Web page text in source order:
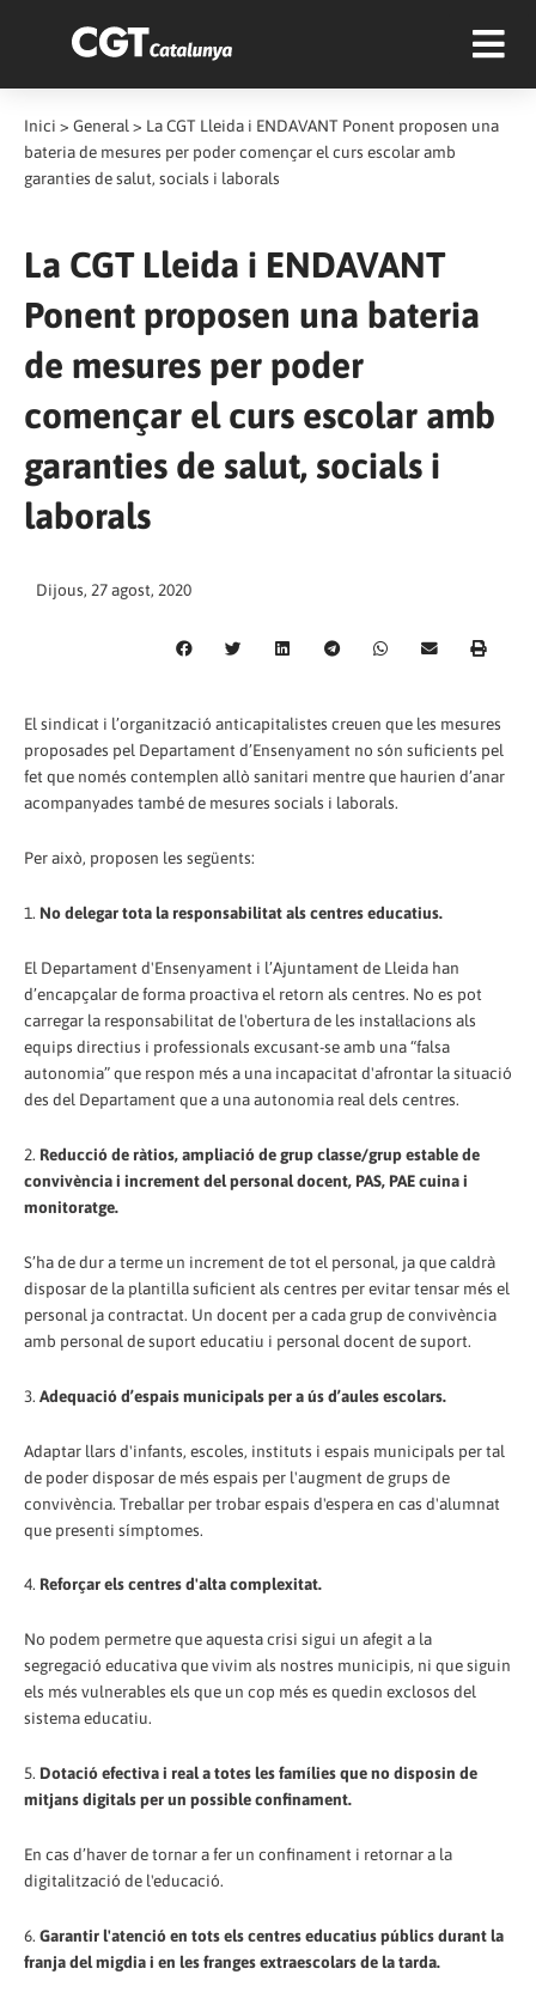
Inici > General > La CGT Lleida i ENDAVANT Ponent proposen una
bateria de mesures per poder començar el curs escolar amb
garanties de salut, socials i laborals
La CGT Lleida i ENDAVANT
Ponent proposen una bateria
de mesures per poder
començar el curs escolar amb
garanties de salut, socials i
laborals
Dijous, 27 agost, 2020
El sindicat i l’organització anticapitalistes creuen que les mesures
proposades pel Departament d’Ensenyament no són suficients pel
fet que només contemplen allò sanitari mentre que haurien d’anar
acompanyades també de mesures socials i laborals.
Per això, proposen les següents:
1. No delegar tota la responsabilitat als centres educatius.
El Departament d'Ensenyament i l’Ajuntament de Lleida han
d’encapçalar de forma proactiva el retorn als centres. No es pot
carregar la responsabilitat de l'obertura de les instal·lacions als
equips directius i professionals excusant-se amb una “falsa
autonomia” que respon més a una incapacitat d'afrontar la situació
des del Departament que a una autonomia real dels centres.
2. Reducció de ràtios, ampliació de grup classe/grup estable de
convivència i increment del personal docent, PAS, PAE cuina i
monitoratge.
S’ha de dur a terme un increment de tot el personal, ja que caldrà
disposar de la plantilla suficient als centres per evitar tensar més el
personal ja contractat. Un docent per a cada grup de convivència
amb personal de suport educatiu i personal docent de suport.
3. Adequació d’espais municipals per a ús d’aules escolars.
Adaptar llars d'infants, escoles, instituts i espais municipals per tal
de poder disposar de més espais per l'augment de grups de
convivència. Treballar per trobar espais d'espera en cas d'alumnat
que presenti símptomes.
4. Reforçar els centres d'alta complexitat.
No podem permetre que aquesta crisi sigui un afegit a la
segregació educativa que vivim als nostres municipis, ni que siguin
els més vulnerables els que un cop més es quedin exclosos del
sistema educatiu.
5. Dotació efectiva i real a totes les famílies que no disposin de
mitjans digitals per un possible confinament.
En cas d’haver de tornar a fer un confinament i retornar a la
digitalització de l'educació.
6. Garantir l'atenció en tots els centres educatius públics durant la
franja del migdia i en les franges extraescolars de la tarda.